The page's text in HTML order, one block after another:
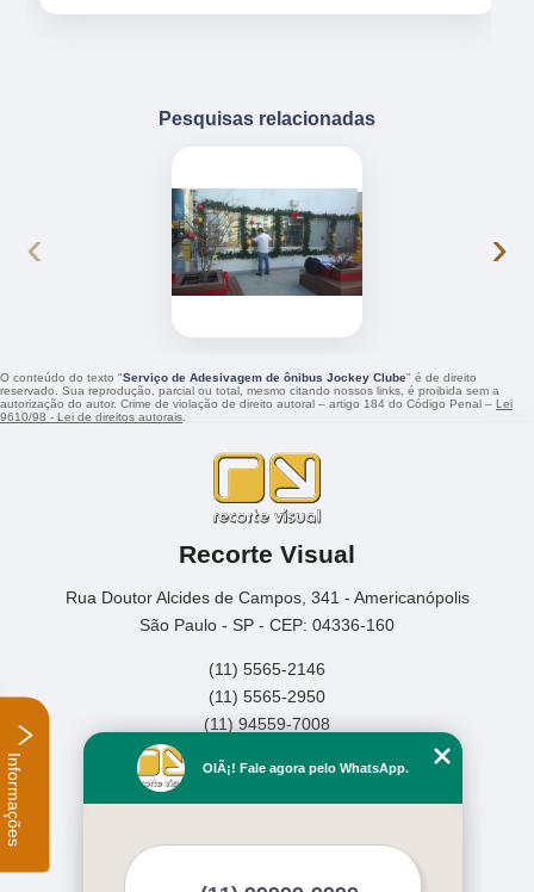
Pesquisas relacionadas
‹ ›
O conteúdo do texto "Serviço de Adesivagem de ônibus Jockey Clube" é de direito
reservado. Sua reprodução, parcial ou total, mesmo citando nossos links, é proibida sem a
autorização do autor. Crime de violação de direito autoral – artigo 184 do Código Penal – Lei
9610/98 - Lei de direitos autorais
Recorte Visual
Rua Doutor Alcides de Campos, 341 - Americanópolis
São Paulo - SP - CEP: 04336-160
(11) 5565-2146
(11) 5565-2950
(11) 94559-7008
Home
Serviços
OlÃ¡! Fale agora pelo WhatsApp.
Informações